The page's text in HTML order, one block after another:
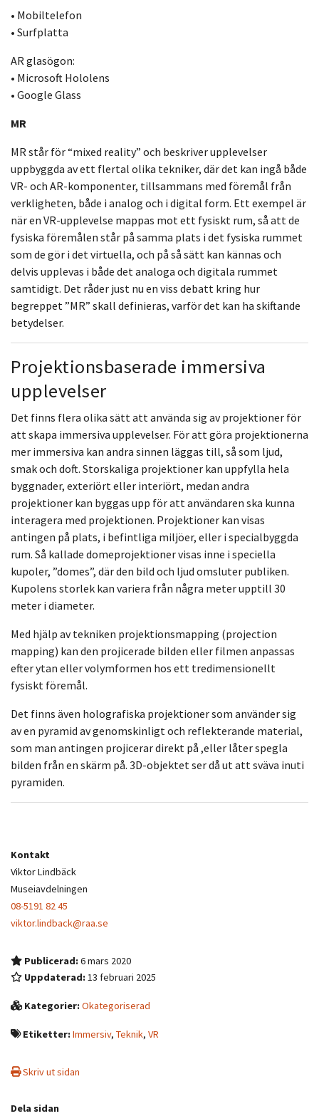
• Mobiltelefon
• Surfplatta
AR glasögon:
• Microsoft Hololens
• Google Glass
MR
MR står för “mixed reality” och beskriver upplevelser
uppbyggda av ett flertal olika tekniker, där det kan ingå både
VR- och AR-komponenter, tillsammans med föremål från
verkligheten, både i analog och i digital form. Ett exempel är
när en VR-upplevelse mappas mot ett fysiskt rum, så att de
fysiska föremålen står på samma plats i det fysiska rummet
som de gör i det virtuella, och på så sätt kan kännas och
delvis upplevas i både det analoga och digitala rummet
samtidigt. Det råder just nu en viss debatt kring hur
begreppet ”MR” skall definieras, varför det kan ha skiftande
betydelser.
Projektionsbaserade immersiva
upplevelser
Det finns flera olika sätt att använda sig av projektioner för
att skapa immersiva upplevelser. För att göra projektionerna
mer immersiva kan andra sinnen läggas till, så som ljud,
smak och doft. Storskaliga projektioner kan uppfylla hela
byggnader, exteriört eller interiört, medan andra
projektioner kan byggas upp för att användaren ska kunna
interagera med projektionen. Projektioner kan visas
antingen på plats, i befintliga miljöer, eller i specialbyggda
rum. Så kallade domeprojektioner visas inne i speciella
kupoler, ”domes”, där den bild och ljud omsluter publiken.
Kupolens storlek kan variera från några meter upptill 30
meter i diameter.
Med hjälp av tekniken projektionsmapping (projection
mapping) kan den projicerade bilden eller filmen anpassas
efter ytan eller volymformen hos ett tredimensionellt
fysiskt föremål.
Det finns även holografiska projektioner som använder sig
av en pyramid av genomskinligt och reflekterande material,
som man antingen projicerar direkt på ,eller låter spegla
bilden från en skärm på. 3D-objektet ser då ut att sväva inuti
pyramiden.
Kontakt
Viktor Lindbäck
Museiavdelningen
08-5191 82 45
viktor.lindback@raa.se
Publicerad:6 mars 2020
Uppdaterad:13 februari 2025
Kategorier:Okategoriserad
Etiketter:Immersiv, Teknik, VR
Skriv ut sidan
Dela sidan